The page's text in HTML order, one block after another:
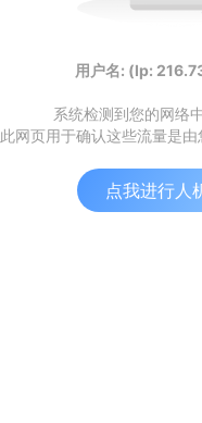
用户名: (Ip:
系统检测到您的网络
此网页用于确认这些流量是
点我进行人